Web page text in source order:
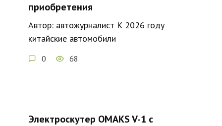
приобретения
Автор: автожурналист К 2026 году
китайские автомобили
0 68
Электроскутер OMAKS V-1 с